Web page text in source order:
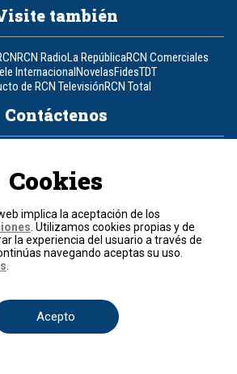
también
RCN RadioLa RepúblicaRCN Comerciales
InternacionalNovelasFidesTDT
de RCN TelevisiónRCN Total
Contáctenos
Política de cookies
y condiciones
© 2026, RCN Medios.
los derechos reservados.
Cookies
implica la aceptación de los
. Utilizamos cookies propias y de
la experiencia del usuario a través de
navegando aceptas su uso.
Acepto